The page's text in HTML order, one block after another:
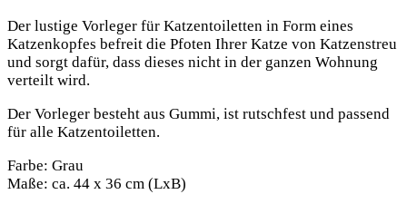
Der lustige Vorleger für Katzentoiletten in Form eines
Katzenkopfes befreit die Pfoten Ihrer Katze von Katzenstreu
und sorgt dafür, dass dieses nicht in der ganzen Wohnung
verteilt wird.
Der Vorleger besteht aus Gummi, ist rutschfest und passend
für alle Katzentoiletten.
Farbe: Grau
Maße: ca. 44 x 36 cm (LxB)